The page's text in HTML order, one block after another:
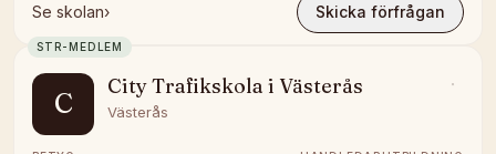
Se skolan› Skicka förfrågan
STR-MEDLEM
C
City Trafikskola i Västerås
Västerås